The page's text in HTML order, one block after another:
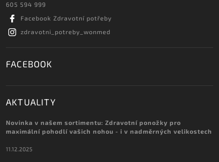
605 594 999
Facebook Zdravotní potřeby
zdravotni_potreby_wonmed
FACEBOOK
AKTUALITY
Novinka v našem sortimentu: Zdravotní ponožky pro
maximální pohodlí vašich nohou - i v nadměrných velikostech
11.12.2025